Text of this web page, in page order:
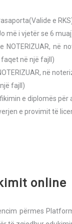
e
më i vjetër se 6
e NOTERIZUAR, në
në një fajll)
në
fajll)
e diplomës për
e provimit të
online
përmes